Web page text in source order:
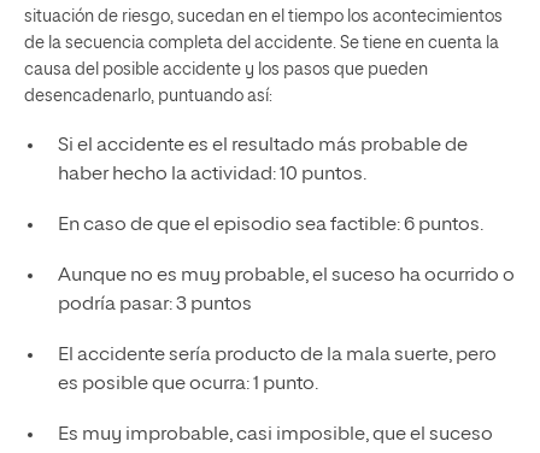
situación de riesgo, sucedan en el tiempo los acontecimientos
de la secuencia completa del accidente. Se tiene en cuenta la
causa del posible accidente y los pasos que pueden
desencadenarlo, puntuando así:
Si el accidente es el resultado más probable de
haber hecho la actividad: 10 puntos.
En caso de que el episodio sea factible: 6 puntos.
Aunque no es muy probable, el suceso ha ocurrido o
podría pasar: 3 puntos
El accidente sería producto de la mala suerte, pero
es posible que ocurra: 1 punto.
Es muy improbable, casi imposible, que el suceso